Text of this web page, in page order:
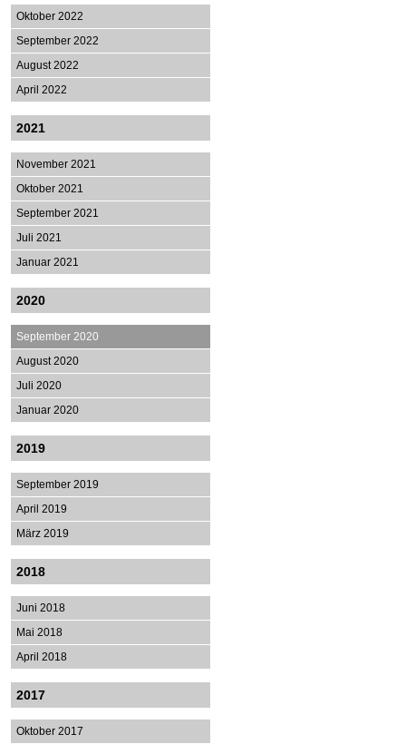
Oktober 2022
September 2022
August 2022
April 2022
2021
November 2021
Oktober 2021
September 2021
Juli 2021
Januar 2021
2020
September 2020
August 2020
Juli 2020
Januar 2020
2019
September 2019
April 2019
März 2019
2018
Juni 2018
Mai 2018
April 2018
2017
Oktober 2017